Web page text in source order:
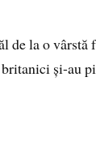
la o vârstă
și-au